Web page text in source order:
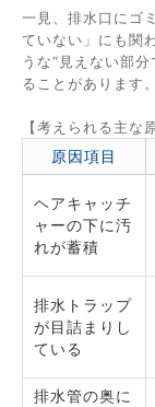
一見、排水口にゴ
ていない」にも関
うな“見えない部
ることがあります。
【考えられる主な
原因項目
ヘアキャッチ
ャーの下に汚
れが蓄積
排水トラップ
が目詰まりし
ている
排水管の奥に